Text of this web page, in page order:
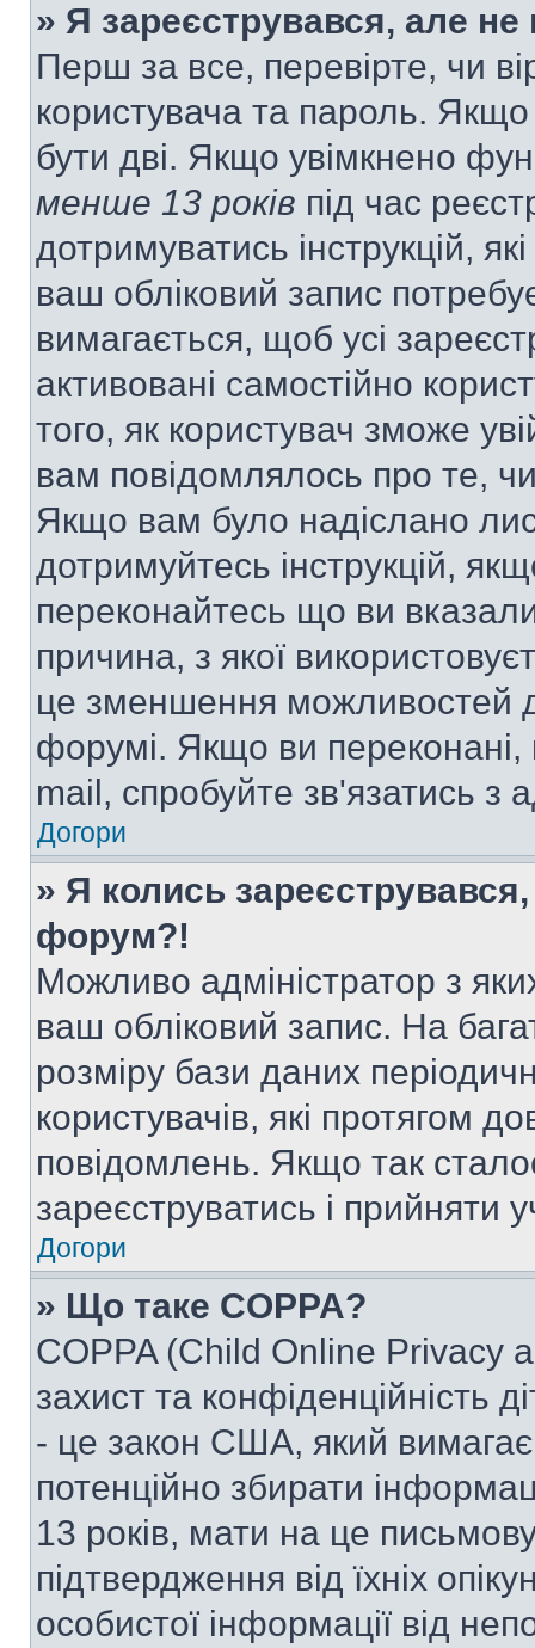
» Я зареєструвався, але
Перш за все, перевірте, чи
користувача та пароль.
бути дві. Якщо увімкнено
менше 13 років під час
дотримуватись інструкцій,
ваш обліковий запис
вимагається, щоб усі
активовані самостійно
того, як користувач зможе
вам повідомлялось про те,
Якщо вам було надіслано
дотримуйтесь інструкцій,
переконайтесь що ви
причина, з якої
це зменшення можливостей
форумі. Якщо ви
mail, спробуйте зв'язатись з
Догори
» Я колись
форум?!
Можливо адміністратор з
ваш обліковий запис. На
розміру бази даних
користувачів, які протягом
повідомлень. Якщо так
зареєструватись і прийняти
Догори
» Що таке COPPA?
COPPA (Child Online Privacy
захист та конфіденційність
- це закон США, який вимагає
потенційно збирати
13 років, мати на це письмову
підтвердження від їхніх
особистої інформації від